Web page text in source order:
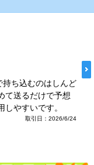
ち込むのはしんど
て送るだけで予想
やすいです。
取引日：2026/6/24